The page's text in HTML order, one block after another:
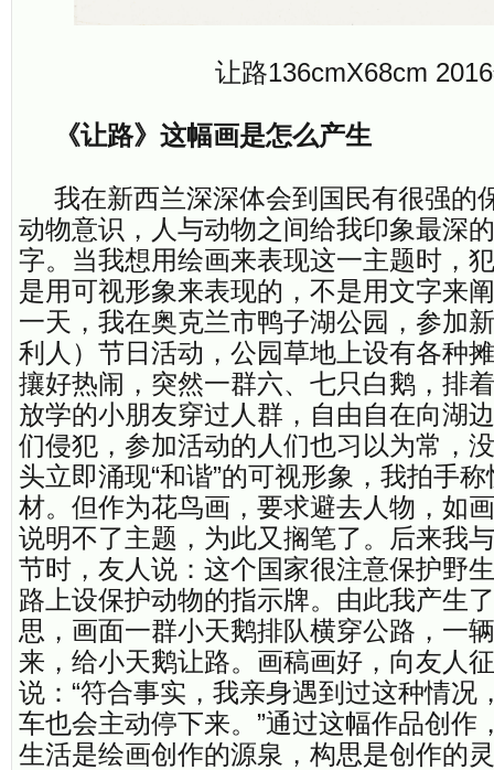
让路136cmX68cm
《让路》这幅画是怎么产生
我在新西兰深深体会到国民有很强的
动物意识，人与动物之间给我印象最深
字。当我想用绘画来表现这一主题时，
是用可视形象来表现的，不是用文字来
一天，我在奥克兰市鸭子湖公园，参加
利人）节日活动，公园草地上设有各种
攘好热闹，突然一群六、七只白鹅，排
放学的小朋友穿过人群，自由自在向湖
们侵犯，参加活动的人们也习以为常，
头立即涌现“和谐”的可视形象，我拍手
材。但作为花鸟画，要求避去人物，如
说明不了主题，为此又搁笔了。后来我
节时，友人说：这个国家很注意保护野
路上设保护动物的指示牌。由此我产生
思，画面一群小天鹅排队横穿公路，一
来，给小天鹅让路。画稿画好，向友人
说：“符合事实，我亲身遇到过这种情况
车也会主动停下来。”通过这幅作品创作
生活是绘画创作的源泉，构思是创作的